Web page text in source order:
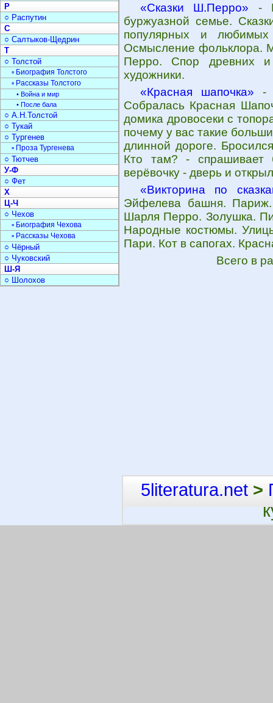
«Сказки Ш.Перро» -
буржуазной семье.
популярных и любимых
Осмысление фольклора.
Перро. Спор древних и
художники.
«Красная шапочка» -
Собралась Красная
домика дровосеки с
почему у вас такие
длинной дороге.
Кто там? - спрашивает
верёвочку - дверь и
«Викторина по
Эйфелева башня. Париж.
Шарля Перро. Золушка.
Народные костюмы.
Пари. Кот в сапогах.
Всего в
Р
○ Распутин
С
○ Салтыков-Щедрин
Т
○ Толстой
▫ Биография Толстого
▫ Рассказы Толстого
• Война и мир
• После бала
○ А.Н.Толстой
○ Тукай
○ Тургенев
▫ Проза Тургенева
○ Тютчев
У-Ф
○ Фет
Х
Ц-Ч
○ Чехов
▫ Биография Чехова
▫ Рассказы Чехова
○ Чёрный
○ Чуковский
Ш-Я
○ Шолохов
5literatura.net >